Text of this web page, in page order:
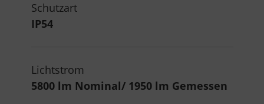
Schutzart
IP54
Lichtstrom
5800 lm Nominal/ 1950 lm Gemessen